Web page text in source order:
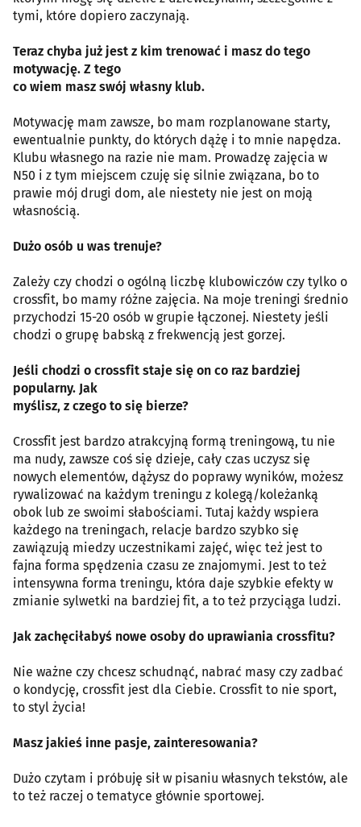
tymi, które dopiero zaczynają.
Teraz chyba już jest z kim trenować i masz do tego
motywację. Z tego
co wiem masz swój własny klub.
Motywację mam zawsze, bo mam rozplanowane starty,
ewentualnie punkty, do których dążę i to mnie napędza.
Klubu własnego na razie nie mam. Prowadzę zajęcia w
N50 i z tym miejscem czuję się silnie związana, bo to
prawie mój drugi dom, ale niestety nie jest on moją
własnością.
Dużo osób u was trenuje?
Zależy czy chodzi o ogólną liczbę klubowiczów czy tylko o
crossfit, bo mamy różne zajęcia. Na moje treningi średnio
przychodzi 15-20 osób w grupie łączonej. Niestety jeśli
chodzi o grupę babską z frekwencją jest gorzej.
Jeśli chodzi o crossfit staje się on co raz bardziej
popularny. Jak
myślisz, z czego to się bierze?
Crossfit jest bardzo atrakcyjną formą treningową, tu nie
ma nudy, zawsze coś się dzieje, cały czas uczysz się
nowych elementów, dążysz do poprawy wyników, możesz
rywalizować na każdym treningu z kolegą/koleżanką
obok lub ze swoimi słabościami. Tutaj każdy wspiera
każdego na treningach, relacje bardzo szybko się
zawiązują miedzy uczestnikami zajęć, więc też jest to
fajna forma spędzenia czasu ze znajomymi. Jest to też
intensywna forma treningu, która daje szybkie efekty w
zmianie sylwetki na bardziej fit, a to też przyciąga ludzi.
Jak zachęciłabyś nowe osoby do uprawiania crossfitu?
Nie ważne czy chcesz schudnąć, nabrać masy czy zadbać
o kondycję, crossfit jest dla Ciebie. Crossfit to nie sport,
to styl życia!
Masz jakieś inne pasje, zainteresowania?
Dużo czytam i próbuję sił w pisaniu własnych tekstów, ale
to też raczej o tematyce głównie sportowej.